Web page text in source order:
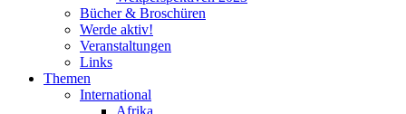
Bücher & Broschüren
Werde aktiv!
Veranstaltungen
Links
Themen
International
Afrika